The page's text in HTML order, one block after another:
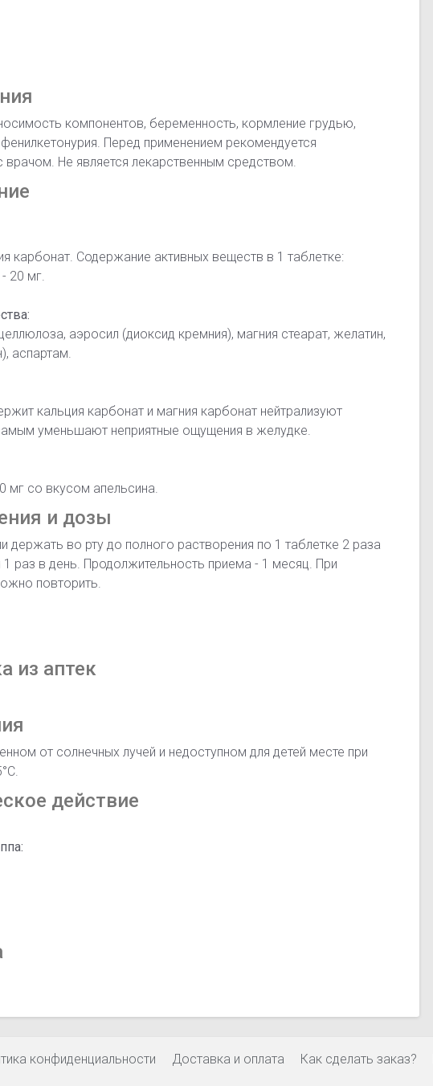
компонентов, беременность, кормление грудью,
Перед применением рекомендуется
врачом. Не является лекарственным средством.
карбонат. Содержание активных веществ в 1 таблетке:
20 мг.
аэросил (диоксид кремния), магния стеарат, желатин,
аспартам.
кальция карбонат и магния карбонат нейтрализуют
уменьшают неприятные ощущения в желудке.
мг со вкусом апельсина.
и дозы
держать во рту до полного растворения по 1 таблетке 2 раза
1 раз в день. Продолжительность приема - 1 месяц. При
повторить.
из аптек
от солнечных лучей и недоступном для детей месте при
действие
конфиденциальности Доставка и оплата Как сделать заказ?